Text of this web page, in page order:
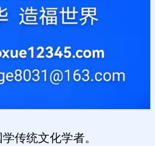
传统文化学者。